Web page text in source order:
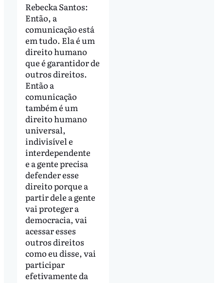
Rebecka Santos:
Então, a
comunicação está
em tudo. Ela é um
direito humano
que é garantidor de
outros direitos.
Então a
comunicação
também é um
direito humano
universal,
indivisível e
interdependente
e a gente precisa
defender esse
direito porque a
partir dele a gente
vai proteger a
democracia, vai
acessar esses
outros direitos
como eu disse, vai
participar
efetivamente da